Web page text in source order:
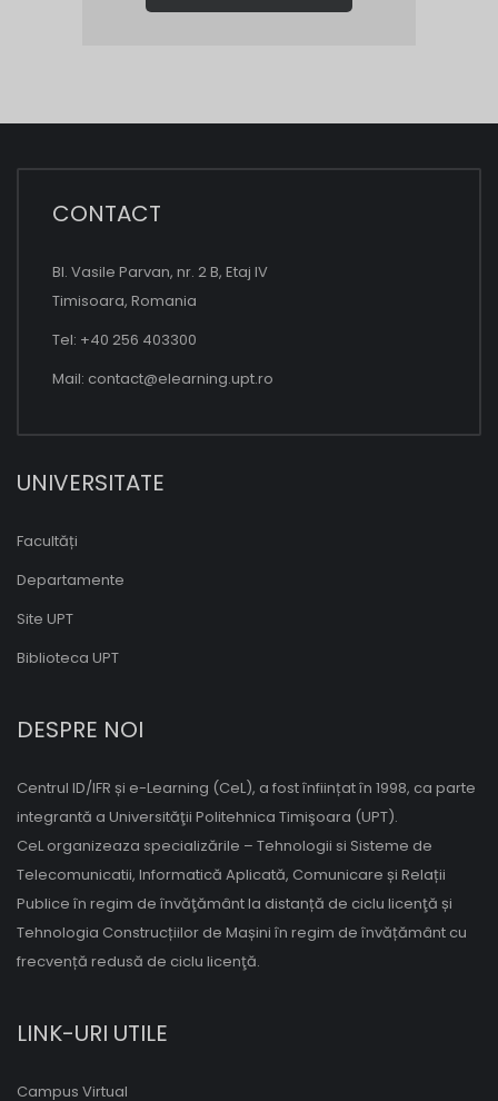
CONTACT
Bl. Vasile Parvan, nr. 2 B, Etaj IV
Timisoara, Romania
Tel: +40 256 403300
Mail: contact@elearning.upt.ro
UNIVERSITATE
Facultăți
Departamente
Site UPT
Biblioteca UPT
DESPRE NOI
Centrul ID/IFR și e-Learning (CeL), a fost înființat în 1998, ca parte
integrantă a Universităţii Politehnica Timişoara (UPT).
CeL organizeaza specializările – Tehnologii si Sisteme de
Telecomunicatii, Informatică Aplicată, Comunicare și Relații
Publice în regim de învăţământ la distanță de ciclu licenţă și
Tehnologia Construcțiilor de Mașini în regim de învățământ cu
frecvență redusă de ciclu licenţă.
LINK-URI UTILE
Campus Virtual